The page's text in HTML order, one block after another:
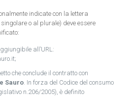
indicate con la lettera
o al plurale) deve essere
all’URL:
che conclude il contratto con
Sauro. In forza del Codice del consumo
n.206/2005), è definito